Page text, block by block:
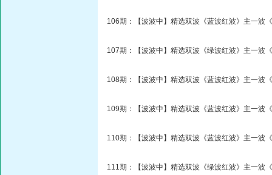
106期：【波波中】精选双波《蓝波红波》主一波
107期：【波波中】精选双波《绿波红波》主一波
108期：【波波中】精选双波《蓝波红波》主一波
109期：【波波中】精选双波《蓝波红波》主一波
110期：【波波中】精选双波《蓝波红波》主一波
111期：【波波中】精选双波《绿波红波》主一波